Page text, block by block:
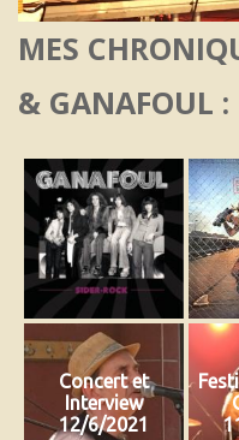
MES
& GANAFOUL :
Concert et
Interview
12/6/2021